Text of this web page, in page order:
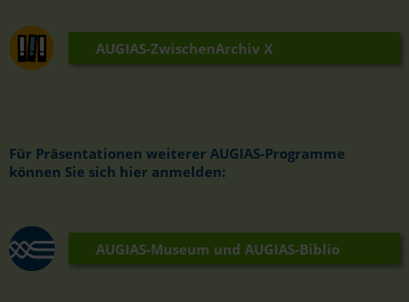
AUGIAS-ZwischenArchiv X
Für Präsentationen weiterer AUGIAS-Programme
können Sie sich hier anmelden:
AUGIAS-Museum und AUGIAS-Biblio